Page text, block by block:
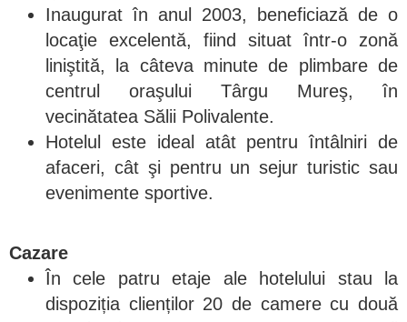
Inaugurat în anul 2003, beneficiază de o
locaţie excelentă, fiind situat într-o zonă
liniştită, la câteva minute de plimbare de
centrul oraşului Târgu Mureş, în
vecinătatea Sălii Polivalente.
Hotelul este ideal atât pentru întâlniri de
afaceri, cât şi pentru un sejur turistic sau
evenimente sportive.
Cazare
În cele patru etaje ale hotelului stau la
dispoziția clienților 20 de camere cu două